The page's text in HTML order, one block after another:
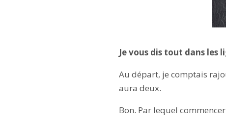
Je vous dis tout dans les
Au départ, je comptais
aura deux.
Bon. Par lequel commencer